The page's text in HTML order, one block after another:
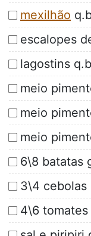
mexilhão
escalopes
lagostins
meio
meio
meio
6\8 batatas
3\4 cebolas
4\6 tomates